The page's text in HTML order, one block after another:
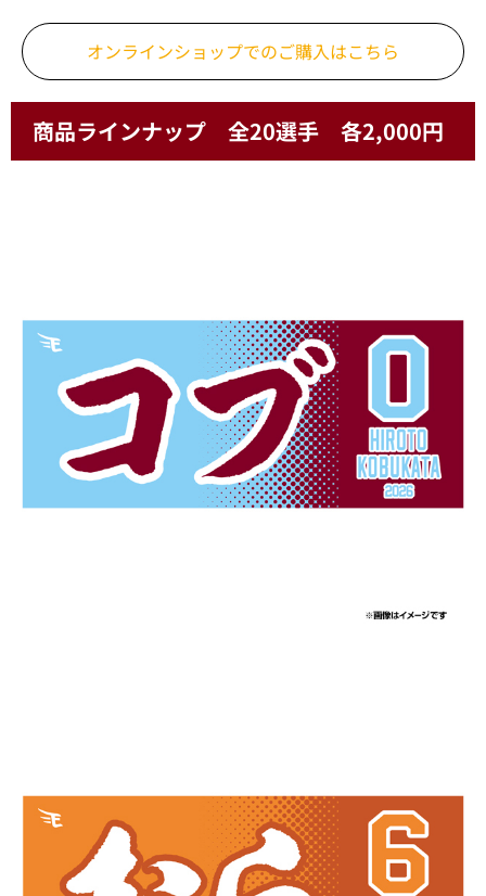
オンラインショップでのご購入はこちら
商品ラインナップ 全20選手 各2,000円